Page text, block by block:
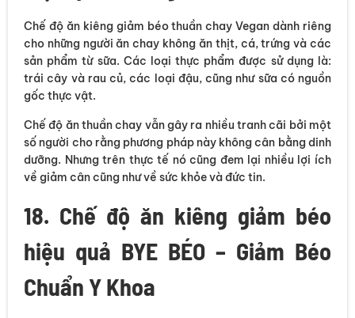
Chế độ ăn kiêng giảm béo thuần chay Vegan dành riêng
cho những người ăn chay không ăn thịt, cá, trứng và các
sản phẩm từ sữa. Các loại thực phẩm được sử dụng là:
trái cây và rau củ, các loại đậu, cũng như sữa có nguồn
gốc thực vật.
Chế độ ăn thuần chay vẫn gây ra nhiều tranh cãi bởi một
số người cho rằng phương pháp này không cân bằng dinh
dưỡng. Nhưng trên thực tế nó cũng đem lại nhiều lợi ích
về giảm cân cũng như về sức khỏe và đức tin.
18. Chế độ ăn kiêng giảm béo
hiệu quả BYE BÉO – Giảm Béo
Chuẩn Y Khoa